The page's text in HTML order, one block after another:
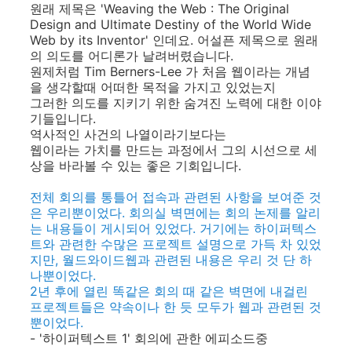
원래 제목은 'Weaving the Web : The Original
Design and Ultimate Destiny of the World Wide
Web by its Inventor' 인데요. 어설픈 제목으로 원래
의 의도를 어디론가 날려버렸습니다.
원제처럼 Tim Berners-Lee 가 처음 웹이라는 개념
을 생각할때 어떠한 목적을 가지고 있었는지
그러한 의도를 지키기 위한 숨겨진 노력에 대한 이야
기들입니다.
역사적인 사건의 나열이라기보다는
웹이라는 가치를 만드는 과정에서 그의 시선으로 세
상을 바라볼 수 있는 좋은 기회입니다.
전체 회의를 통틀어 접속과 관련된 사항을 보여준 것
은 우리뿐이었다. 회의실 벽면에는 회의 논제를 알리
는 내용들이 게시되어 있었다. 거기에는 하이퍼텍스
트와 관련한 수많은 프로젝트 설명으로 가득 차 있었
지만, 월드와이드웹과 관련된 내용은 우리 것 단 하
나뿐이었다.
2년 후에 열린 똑같은 회의 때 같은 벽면에 내걸린
프로젝트들은 약속이나 한 듯 모두가 웹과 관련된 것
뿐이었다.
- '하이퍼텍스트 1' 회의에 관한 에피소드중